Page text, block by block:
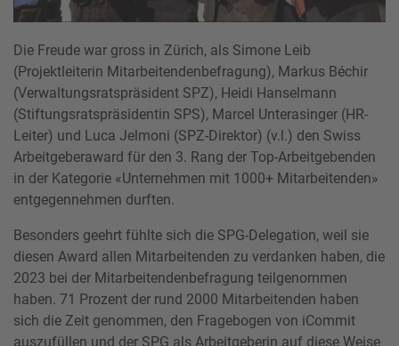
Die Freude war gross in Zürich, als Simone Leib
(Projektleiterin Mitarbeitendenbefragung), Markus Béchir
(Verwaltungsratspräsident SPZ), Heidi Hanselmann
(Stiftungsratspräsidentin SPS), Marcel Unterasinger (HR-
Leiter) und Luca Jelmoni (SPZ-Direktor) (v.l.) den Swiss
Arbeitgeberaward für den 3. Rang der Top-Arbeitgebenden
in der Kategorie «Unternehmen mit 1000+ Mitarbeitenden»
entgegennehmen durften.
Besonders geehrt fühlte sich die SPG-Delegation, weil sie
diesen Award allen Mitarbeitenden zu verdanken haben, die
2023 bei der Mitarbeitendenbefragung teilgenommen
haben. 71 Prozent der rund 2000 Mitarbeitenden haben
sich die Zeit genommen, den Fragebogen von iCommit
auszufüllen und der SPG als Arbeitgeberin auf diese Weise